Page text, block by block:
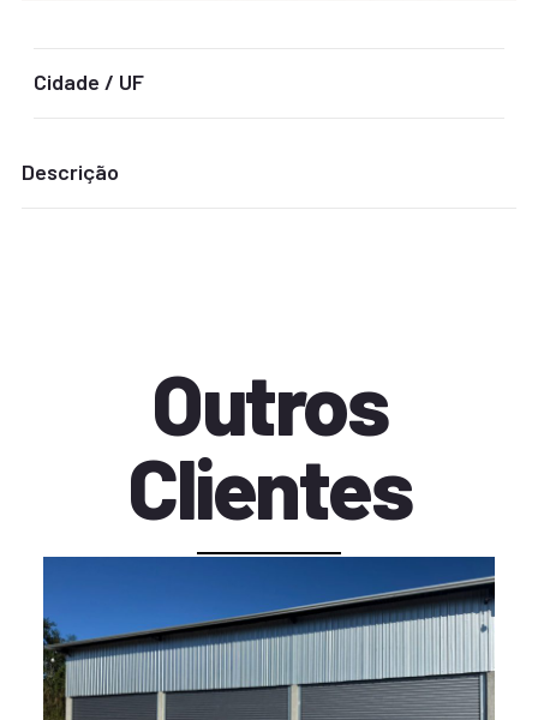
Cidade / UF
Descrição
Outros
Clientes